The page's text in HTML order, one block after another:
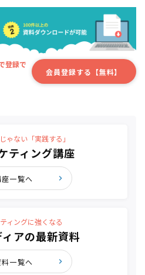
登録で
会員登録する【無料】
ゃない「実践する」
ティング講座
座一覧へ
ィングに強くなる
アの最新資料
料一覧へ